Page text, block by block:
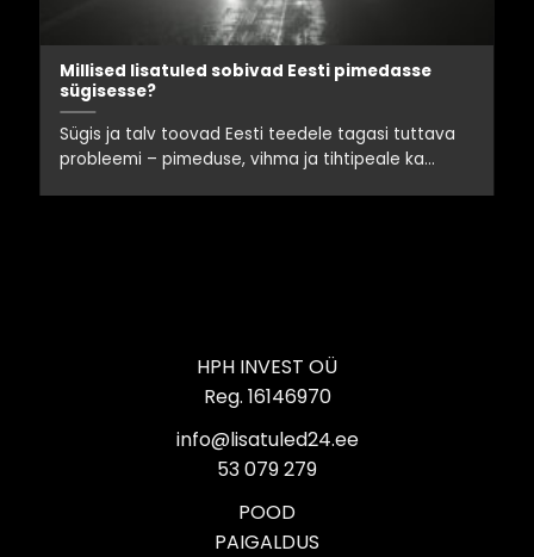
Millised lisatuled sobivad Eesti pimedasse
sügisesse?
Sügis ja talv toovad Eesti teedele tagasi tuttava
probleemi – pimeduse, vihma ja tihtipeale ka...
HPH INVEST OÜ
Reg. 16146970
info@lisatuled24.ee
53 079 279
POOD
PAIGALDUS